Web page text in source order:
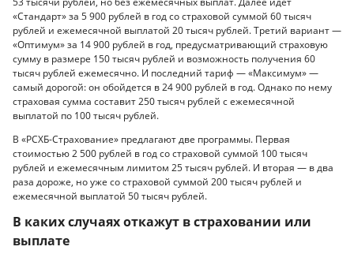
«Стандарт» за 5 900 рублей в год со страховой суммой 60 тысяч
рублей и ежемесячной выплатой 20 тысяч рублей. Третий вариант —
«Оптимум» за 14 900 рублей в год, предусматривающий страховую
сумму в размере 150 тысяч рублей и возможность получения 60
тысяч рублей ежемесячно. И последний тариф — «Максимум» —
самый дорогой: он обойдется в 24 900 рублей в год. Однако по нему
страховая сумма составит 250 тысяч рублей с ежемесячной
выплатой по 100 тысяч рублей.
В «РСХБ-Страхование» предлагают две программы. Первая
стоимостью 2 500 рублей в год со страховой суммой 100 тысяч
рублей и ежемесячным лимитом 25 тысяч рублей. И вторая — в два
раза дороже, но уже со страховой суммой 200 тысяч рублей и
ежемесячной выплатой 50 тысяч рублей.
В каких случаях откажут в страховании или
выплате